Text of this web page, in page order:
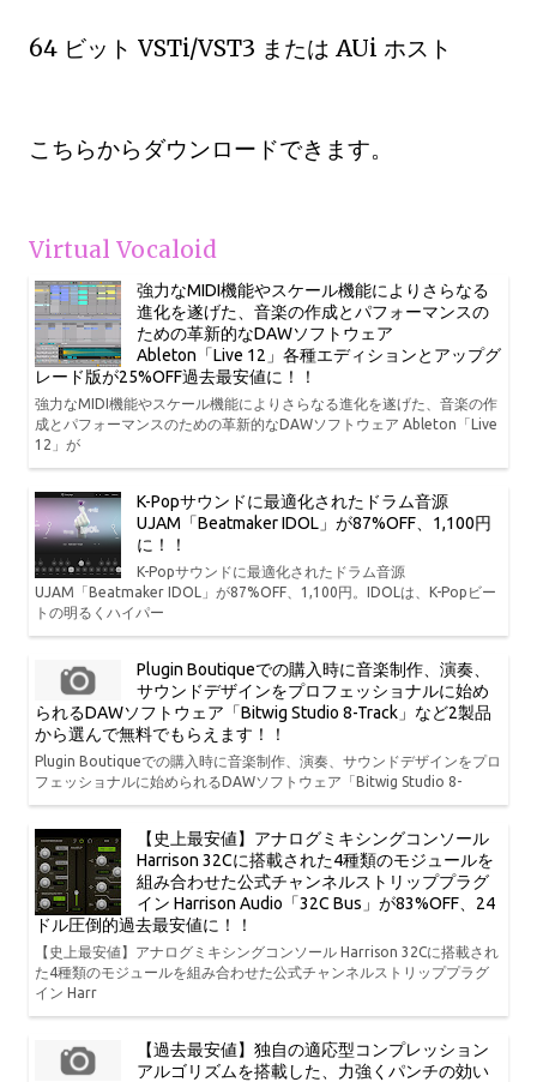
64 ビット VSTi/VST3 または AUi ホスト
こちらからダウンロードできます。
Virtual Vocaloid
強力なMIDI機能やスケール機能によりさらなる
進化を遂げた、音楽の作成とパフォーマンスの
ための革新的なDAWソフトウェア
Ableton「Live 12」各種エディションとアップグ
レード版が25%OFF過去最安値に！！
強力なMIDI機能やスケール機能によりさらなる進化を遂げた、音楽の作
成とパフォーマンスのための革新的なDAWソフトウェア Ableton「Live
12」が
K-Popサウンドに最適化されたドラム音源
UJAM「Beatmaker IDOL」が87%OFF、1,100円
に！！
K-Popサウンドに最適化されたドラム音源
UJAM「Beatmaker IDOL」が87%OFF、1,100円。IDOLは、K-Popビー
トの明るくハイパー
Plugin Boutiqueでの購入時に音楽制作、演奏、
サウンドデザインをプロフェッショナルに始め
られるDAWソフトウェア「Bitwig Studio 8-Track」など2製品
から選んで無料でもらえます！！
Plugin Boutiqueでの購入時に音楽制作、演奏、サウンドデザインをプロ
フェッショナルに始められるDAWソフトウェア「Bitwig Studio 8-
【史上最安値】アナログミキシングコンソール
Harrison 32Cに搭載された4種類のモジュールを
組み合わせた公式チャンネルストリッププラグ
イン Harrison Audio「32C Bus」が83%OFF、24
ドル圧倒的過去最安値に！！
【史上最安値】アナログミキシングコンソール Harrison 32Cに搭載され
た4種類のモジュールを組み合わせた公式チャンネルストリッププラグ
イン Harr
【過去最安値】独自の適応型コンプレッション
アルゴリズムを搭載した、力強くパンチの効い